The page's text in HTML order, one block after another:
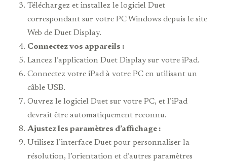
Téléchargez et installez le logiciel Duet
correspondant sur votre PC Windows depuis le site
Web de Duet Display.
Connectez vos appareils :
Lancez l’application Duet Display sur votre iPad.
Connectez votre iPad à votre PC en utilisant un
câble USB.
Ouvrez le logiciel Duet sur votre PC, et l’iPad
devrait être automatiquement reconnu.
Ajustez les paramètres d’affichage :
Utilisez l’interface Duet pour personnaliser la
résolution, l’orientation et d’autres paramètres